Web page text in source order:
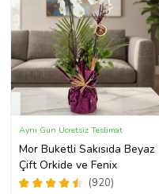
Mor Buketli Sakısıda Beyaz
Çift Orkide ve Fenix
(920)
Aynı Gün Ücretsiz Teslimat